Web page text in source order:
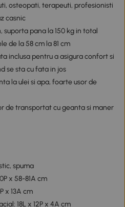
osteopati, terapeuti, profesionisti
casnic
suporta pana la 150 kg in total
de la 58 cm la 81 cm
inclusa pentru a asigura confort si
se sta cu fata in jos
la ulei si apa, foarte usor de
de transportat cu geanta si maner
spuma
x 58-81A cm
x 13A cm
18L x 12P x 4A cm